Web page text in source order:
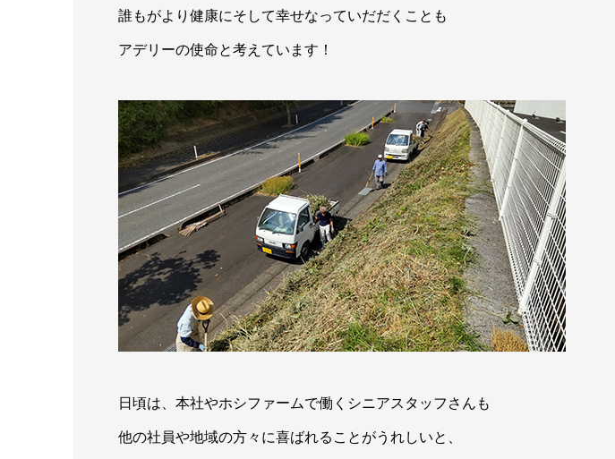
誰もがより健康にそして幸せなっていだだくことも
アデリーの使命と考えています！
日頃は、本社やホシファームで働くシニアスタッフさんも
他の社員や地域の方々に喜ばれることがうれしいと、